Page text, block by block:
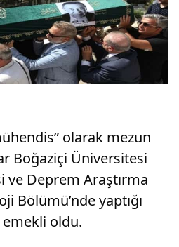
olarak mezun
Boğaziçi Üniversitesi
ve Deprem Araştırma
Bölümü’nde yaptığı
emekli oldu.